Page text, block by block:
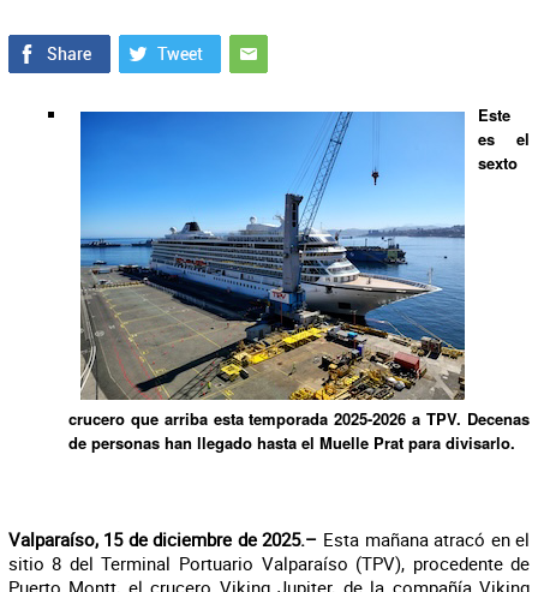
Este
es el
sexto
crucero que arriba esta temporada 2025-2026 a TPV. Decenas
de personas han llegado hasta el Muelle Prat para divisarlo.
Valparaíso, 15 de diciembre de 2025.– Esta mañana atracó en el
sitio 8 del Terminal Portuario Valparaíso (TPV), procedente de
Puerto Montt, el crucero Viking Jupiter, de la compañía Viking